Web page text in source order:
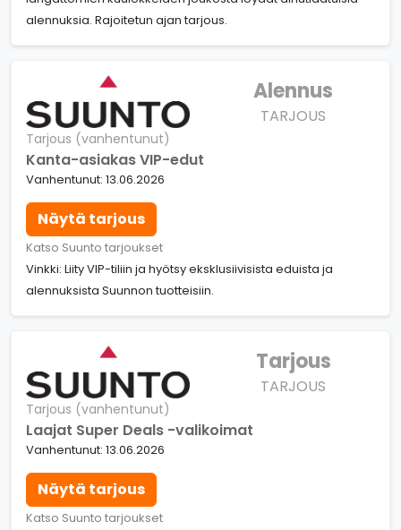
alennuksia. Rajoitetun ajan tarjous.
Alennus
TARJOUS
Tarjous (vanhentunut)
Kanta-asiakas VIP-edut
Vanhentunut: 13.06.2026
Näytä tarjous
Katso Suunto tarjoukset
Vinkki: Liity VIP-tiliin ja hyötsy eksklusiivisista eduista ja
alennuksista Suunnon tuotteisiin.
Tarjous
TARJOUS
Tarjous (vanhentunut)
Laajat Super Deals -valikoimat
Vanhentunut: 13.06.2026
Näytä tarjous
Katso Suunto tarjoukset